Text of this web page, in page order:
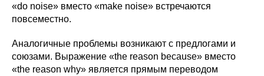
«do noise» вместо «make noise» встречаются
повсеместно.
Аналогичные проблемы возникают с предлогами и
союзами. Выражение «the reason because» вместо
«the reason why» является прямым переводом